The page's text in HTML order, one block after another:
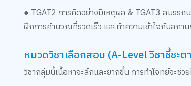
● TGAT2 การคิดอย่างมีเหตุผล & TGAT3 สมรรถ
ฝึกการคำนวณที่รวดเร็ว และทำความเข้าใจกับสถ
หมวดวิชาเลือกสอบ (A-Level วิชาชี้ชะ
วิชากลุ่มนี้เนื้อหาจะลึกและยากขึ้น การทำโจทย์จะช่ว